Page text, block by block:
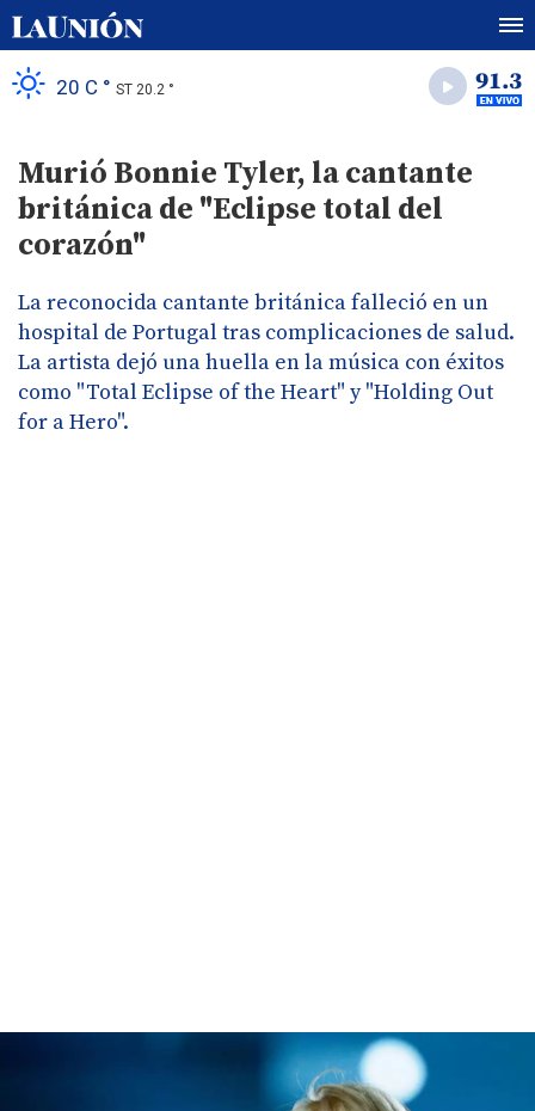
20 C ° ST 20.2 °
Murió Bonnie Tyler, la cantante
británica de "Eclipse total del
corazón"
La reconocida cantante británica falleció en un
hospital de Portugal tras complicaciones de salud.
La artista dejó una huella en la música con éxitos
como "Total Eclipse of the Heart" y "Holding Out
for a Hero".